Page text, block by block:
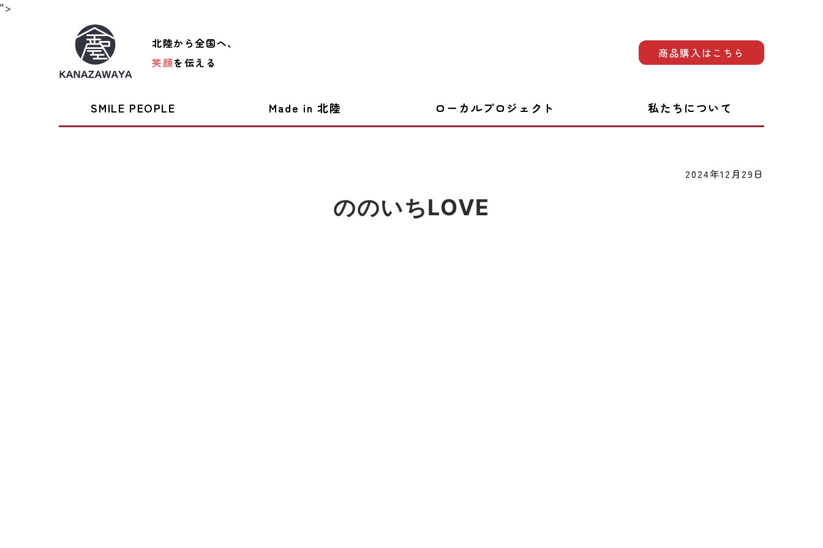
">
北陸から全国へ、
笑顔を伝える
商品購入はこちら
SMILE PEOPLE Made in 北陸 ローカルプロジェクト 私たちについて
2024年12月29日
ののいちLOVE